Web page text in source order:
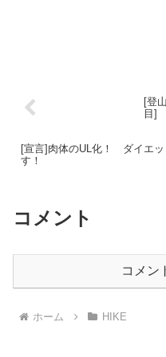
[登
目]
[宣言]肉体のUL化！ ダイエッ
す！
コメント
コメン
ホーム HIKE